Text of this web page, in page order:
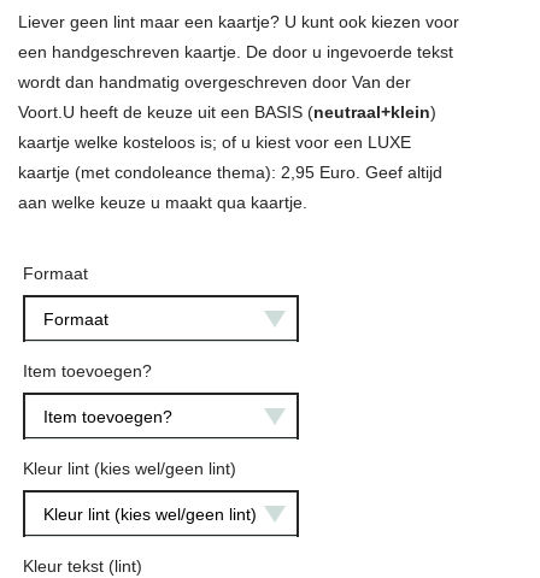
Liever geen lint maar een kaartje? U kunt ook kiezen voor
een handgeschreven kaartje. De door u ingevoerde tekst
wordt dan handmatig overgeschreven door Van der
Voort.U heeft de keuze uit een BASIS (neutraal+klein)
kaartje welke kosteloos is; of u kiest voor een LUXE
kaartje (met condoleance thema): 2,95 Euro. Geef altijd
aan welke keuze u maakt qua kaartje.
Formaat
Formaat
Item toevoegen?
Item toevoegen?
Kleur lint (kies wel/geen lint)
Kleur lint (kies wel/geen lint)
Kleur tekst (lint)